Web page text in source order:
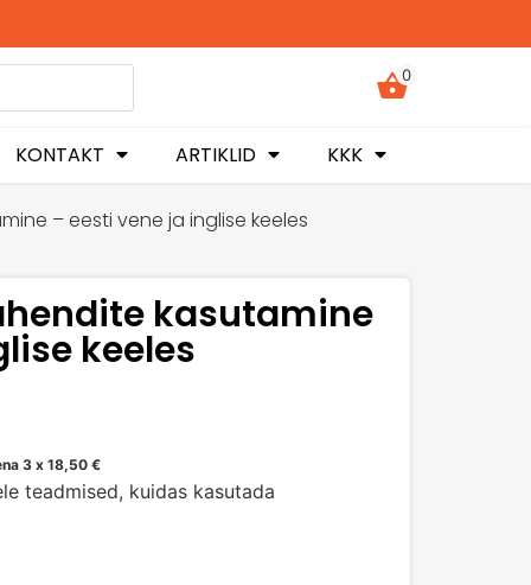
0
KONTAKT ARTIKLID KKK
– eesti vene ja inglise keeles
kasutamine
keeles
3 x18,50 €
teadmised, kuidas kasutada